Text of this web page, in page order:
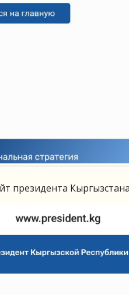
президента